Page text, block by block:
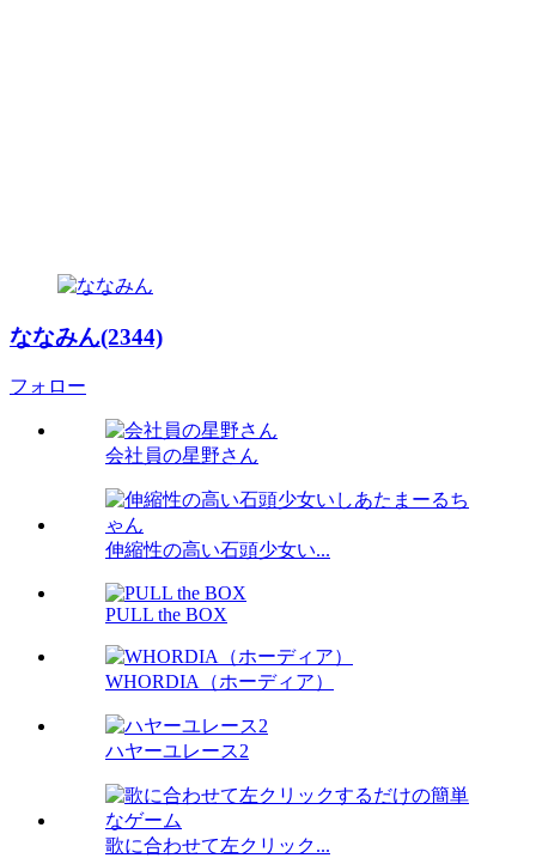
ななみん(2344)
フォロー
会社員の星野さん
伸縮性の高い石頭少女い...
PULL the BOX
WHORDIA（ホーディア）
ハヤーユレース2
歌に合わせて左クリック...